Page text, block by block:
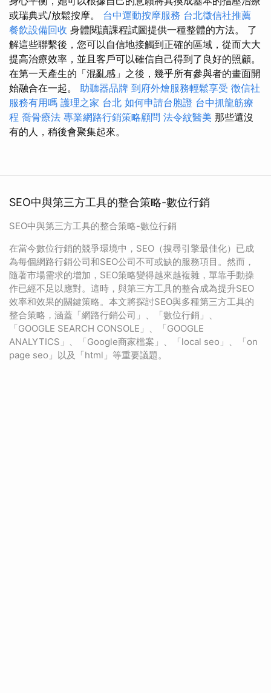
或瑞典式/放鬆按摩。 台中運動按摩服務 台北徵信社推薦
餐飲設備回收 身體閱讀課程試圖提供一種整體的方法。 了
解這些聯繫後，您可以自信地接觸到正確的區域，從而大大
提高治療效率，並且客戶可以確信自己得到了良好的照顧。
在第一天產生的「混亂感」之後，幾乎所有參與者的畫面開
始融合在一起。 助聽器品牌 到府外燴服務輕鬆享受 徵信社
服務有用嗎 護理之家 台北 如何申請台胞證 台中抓龍筋療
程 喬骨療法 專業網路行銷策略顧問 法令紋醫美 那些還沒
有的人，稍後會聚集起來。
SEO中與第三方工具的整合策略-數位行銷
SEO中與第三方工具的整合策略-數位行銷
在當今數位行銷的競爭環境中，SEO（搜尋引擎最佳化）已成
為每個網路行銷公司和SEO公司不可或缺的服務項目。然而，
隨著市場需求的增加，SEO策略變得越來越複雜，單靠手動操
作已經不足以應對。這時，與第三方工具的整合成為提升SEO
效率和效果的關鍵策略。本文將探討SEO與多種第三方工具的
整合策略，涵蓋「網路行銷公司」、「數位行銷」、
「GOOGLE SEARCH CONSOLE」、「GOOGLE
ANALYTICS」、「Google商家檔案」、「local seo」、「on
page seo」以及「html」等重要議題。